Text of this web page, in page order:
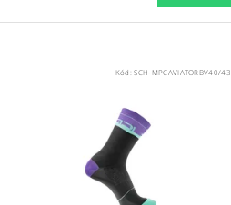
Kód:SCH-MPCAVIATORBV40/43